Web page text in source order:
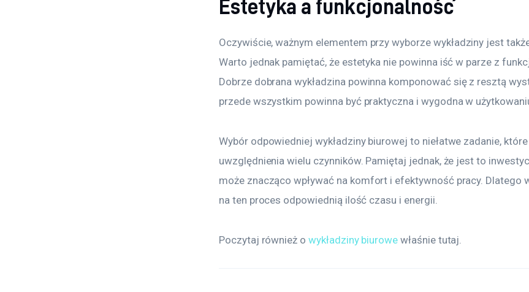
Estetyka a funkcjonalność
Oczywiście, ważnym elementem przy wyborze wykładziny jest
Warto jednak pamiętać, że estetyka nie powinna iść w parze z
Dobrze dobrana wykładzina powinna komponować się z resztą
przede wszystkim powinna być praktyczna i wygodna w
Wybór odpowiedniej wykładziny biurowej to niełatwe zadanie,
uwzględnienia wielu czynników. Pamiętaj jednak, że jest to
może znacząco wpływać na komfort i efektywność pracy. Dlatego
na ten proces odpowiednią ilość czasu i energii.
Poczytaj również o wykładziny biurowe właśnie tutaj.